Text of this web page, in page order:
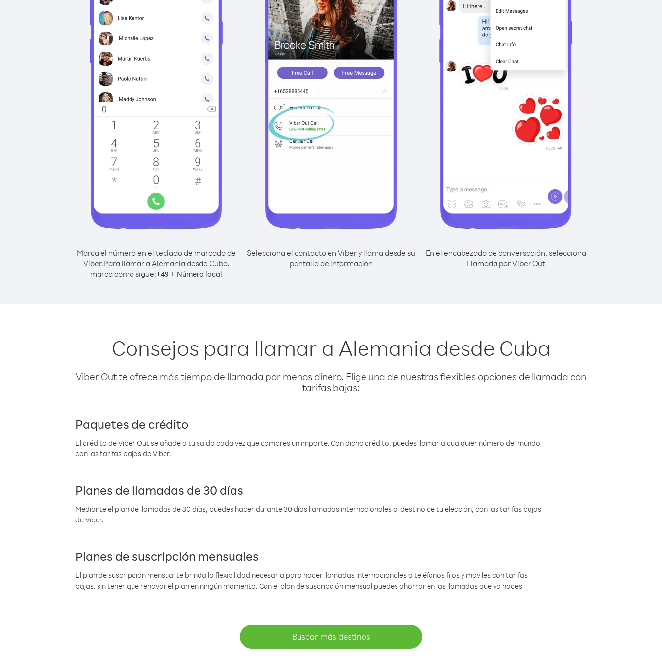
Marca el número en el teclado de marcado de
Viber.Para llamar a Alemania desde Cuba,
marca como sigue:+49 + Número local
Selecciona el contacto en Viber y llama desde su
pantalla de información
En el encabezado de conversación, selecciona
Llamada por Viber Out
Consejos para llamar a Alemania desde Cuba
Viber Out te ofrece más tiempo de llamada por menos dinero. Elige una de nuestras flexibles opciones de llamada con
tarifas bajas:
Paquetes de crédito
El crédito de Viber Out se añade a tu saldo cada vez que compres un importe. Con dicho crédito, puedes llamar a cualquier número del mundo
con las tarifas bajas de Viber.
Planes de llamadas de 30 días
Mediante el plan de llamadas de 30 días, puedes hacer durante 30 días llamadas internacionales al destino de tu elección, con las tarifas bajas
de Viber.
Planes de suscripción mensuales
El plan de suscripción mensual te brinda la flexibilidad necesaria para hacer llamadas internacionales a teléfonos fijos y móviles con tarifas
bajas, sin tener que renovar el plan en ningún momento. Con el plan de suscripción mensual puedes ahorrar en las llamadas que ya haces
Buscar más destinos